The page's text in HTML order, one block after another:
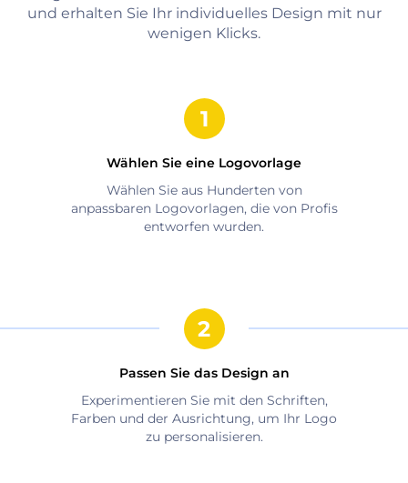
und erhalten Sie Ihr individuelles Design mit nur
wenigen Klicks.
Wählen Sie eine Logovorlage
Wählen Sie aus Hunderten von
anpassbaren Logovorlagen, die von Profis
entworfen wurden.
Passen Sie das Design an
Experimentieren Sie mit den Schriften,
Farben und der Ausrichtung, um Ihr Logo
zu personalisieren.